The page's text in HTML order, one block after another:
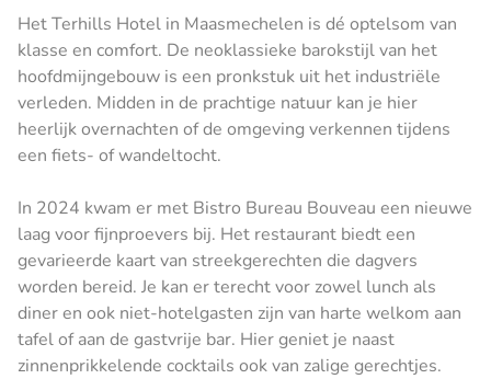
Het Terhills Hotel in Maasmechelen is dé optelsom van
klasse en comfort. De neoklassieke barokstijl van het
hoofdmijngebouw is een pronkstuk uit het industriële
verleden. Midden in de prachtige natuur kan je hier
heerlijk overnachten of de omgeving verkennen tijdens
een fiets- of wandeltocht.
In 2024 kwam er met Bistro Bureau Bouveau een nieuwe
laag voor fijnproevers bij. Het restaurant biedt een
gevarieerde kaart van streekgerechten die dagvers
worden bereid. Je kan er terecht voor zowel lunch als
diner en ook niet-hotelgasten zijn van harte welkom aan
tafel of aan de gastvrije bar. Hier geniet je naast
zinnenprikkelende cocktails ook van zalige gerechtjes.